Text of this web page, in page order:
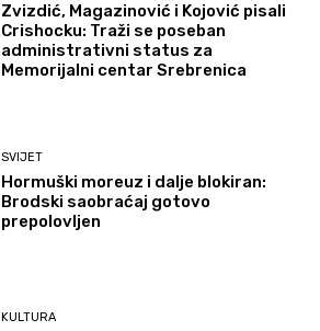
Zvizdić, Magazinović i Kojović pisali
Crishocku: Traži se poseban
administrativni status za
Memorijalni centar Srebrenica
SVIJET
Hormuški moreuz i dalje blokiran:
Brodski saobraćaj gotovo
prepolovljen
KULTURA